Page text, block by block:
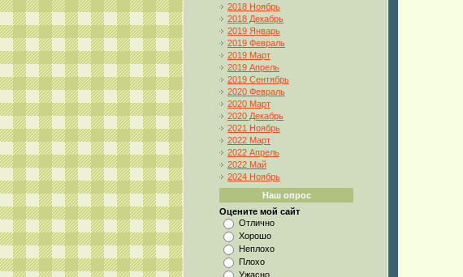
2018 Ноябрь
2018 Декабрь
2019 Январь
2019 Февраль
2019 Март
2019 Апрель
2019 Сентябрь
2020 Февраль
2020 Март
2020 Декабрь
2021 Ноябрь
2022 Март
2022 Апрель
2022 Май
2024 Ноябрь
Наш опрос
Оцените мой сайт
Отлично
Хорошо
Неплохо
Плохо
Ужасно